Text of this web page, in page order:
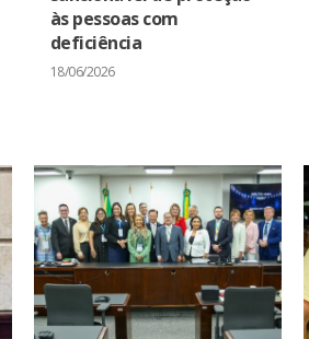
às pessoas com
deficiência
18/06/2026